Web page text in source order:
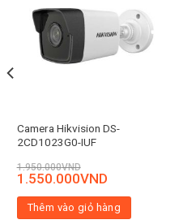
Camera Hikvision DS-
2CD1023G0-IUF
1.950.000VND
1.550.000VND
Thêm vào giỏ hàng